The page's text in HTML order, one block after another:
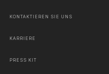
KONTAKTIEREN SIE UNS
KARRIERE
PRESS KIT